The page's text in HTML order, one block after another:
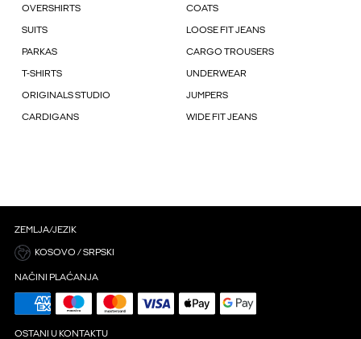
OVERSHIRTS COATS
SUITS LOOSE FIT JEANS
PARKAS CARGO TROUSERS
T-SHIRTS UNDERWEAR
ORIGINALS STUDIO JUMPERS
CARDIGANS WIDE FIT JEANS
ZEMLJA/JEZIK
KOSOVO / SRPSKI
NAČINI PLAĆANJA
OSTANI U KONTAKTU